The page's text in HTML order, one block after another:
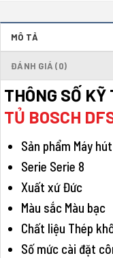
MÔ TẢ
ĐÁNH GIÁ (0)
THÔNG SỐ KỸ
TỦ BOSCH
Sản phẩm Máy
Serie Serie 8
Xuất xứ Đức
Màu sắc Màu bạc
Chất liệu Thép
Số mức cài đặt